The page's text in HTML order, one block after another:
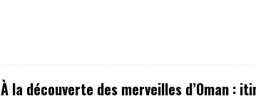
À la découverte des merveilles d’Oman :